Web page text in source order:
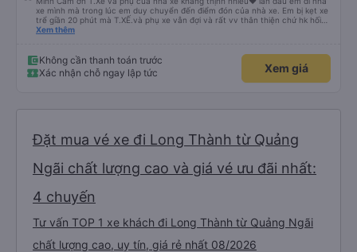
xe mình mà trong lúc em duy chuyển đến điểm đón của nhà xe. Em bị kẹt xe
trể giần 20 phút mà T.XẾ.và phụ xe vẫn đợi và rất vv thân thiện chứ hk hối
mình như những nhà xe khác. Xe mình đi là loại xe 24p đôi . xe có rèm kéo
.và 1 trạm. Dùng cho mn ăn ún. Dù 2 trạm dùng ở cây xăng để xe nộp nhiên
liệu và cho mn đi wc nhưng nhà wc của cây xăng nhà xe này dùng rất chi là
sạch sẽ. Hk có mùi khó chiệu như những trạm khác. Mà hình như nhà xe này
Xem thêm
Không cần thanh toán trước
Xác nhận chỗ ngay lập tức
Xem giá
Đặt mua vé xe đi Long Thành từ Quảng
Ngãi chất lượng cao và giá vé ưu đãi nhất:
4 chuyến
Tư vấn TOP 1 xe khách đi Long Thành từ Quảng Ngãi
chất lượng cao, uy tín, giá rẻ nhất 08/2026